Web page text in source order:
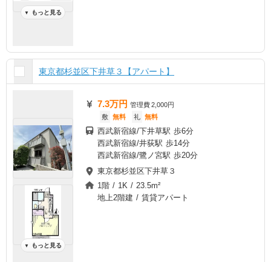
▼ もっと見る
東京都杉並区下井草３【アパート】
▼ もっと見る
7.3万円 管理費2,000円
敷 無料 礼 無料
西武新宿線/下井草駅 歩6分
西武新宿線/井荻駅 歩14分
西武新宿線/鷺ノ宮駅 歩20分
東京都杉並区下井草３
1階 / 1K / 23.5m²
地上2階建 / 賃貸アパート